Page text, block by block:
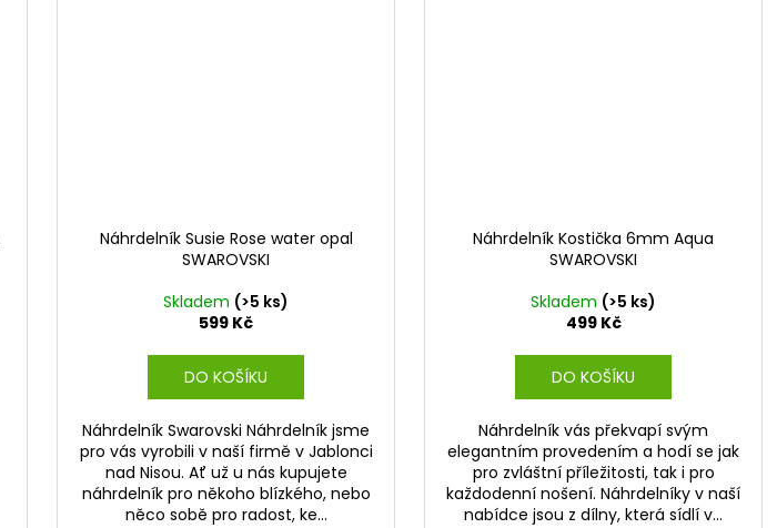
Náhrdelník Susie Rose water opal
SWAROVSKI
Skladem (>5 ks)
599 Kč
DO KOŠÍKU
Náhrdelník Swarovski Náhrdelník jsme
pro vás vyrobili v naší firmě v Jablonci
nad Nisou. Ať už u nás kupujete
náhrdelník pro někoho blízkého, nebo
něco sobě pro radost, ke...
Náhrdelník Kostička 6mm Aqua
SWAROVSKI
Skladem (>5 ks)
499 Kč
DO KOŠÍKU
Náhrdelník vás překvapí svým
elegantním provedením a hodí se jak
pro zvláštní příležitosti, tak i pro
každodenní nošení. Náhrdelníky v naší
nabídce jsou z dílny, která sídlí v...